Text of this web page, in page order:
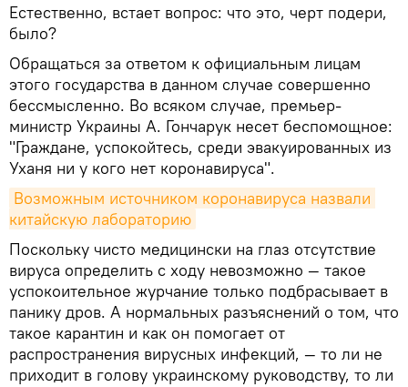
Естественно, встает вопрос: что это, черт подери,
было?
Обращаться за ответом к официальным лицам
этого государства в данном случае совершенно
бессмысленно. Во всяком случае, премьер-
министр Украины А. Гончарук несет беспомощное:
"Граждане, успокойтесь, среди эвакуированных из
Уханя ни у кого нет коронавируса".
Возможным источником коронавируса назвали
китайскую лабораторию
Поскольку чисто медицински на глаз отсутствие
вируса определить с ходу невозможно — такое
успокоительное журчание только подбрасывает в
панику дров. А нормальных разъяснений о том, что
такое карантин и как он помогает от
распространения вирусных инфекций, — то ли не
приходит в голову украинскому руководству, то ли